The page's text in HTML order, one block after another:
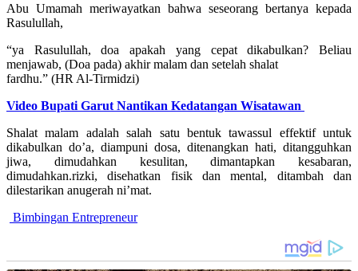
Abu Umamah meriwayatkan bahwa seseorang bertanya kepada
Rasulullah,
“ya Rasulullah, doa apakah yang cepat dikabulkan? Beliau
menjawab, (Doa pada) akhir malam dan setelah shalat
fardhu.” (HR Al-Tirmidzi)
Video Bupati Garut Nantikan Kedatangan Wisatawan
Shalat malam adalah salah satu bentuk tawassul effektif untuk
dikabulkan do’a, diampuni dosa, ditenangkan hati, ditangguhkan
jiwa, dimudahkan kesulitan, dimantapkan kesabaran,
dimudahkan.rizki, disehatkan fisik dan mental, ditambah dan
dilestarikan anugerah ni’mat.
Bimbingan Entrepreneur